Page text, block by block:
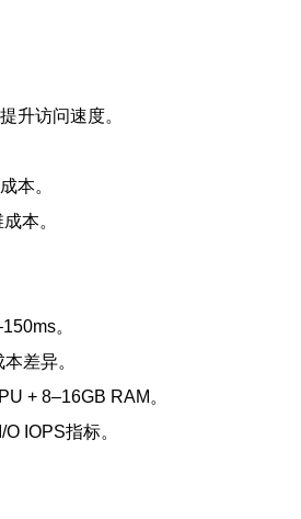
升访问速度。
本。
本。
。
差异。
+ 8–16GB RAM。
IOPS指标。